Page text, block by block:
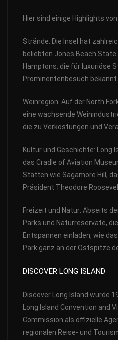
Hier sind einige Highlights
Strände: Die Insel hat
beliebten Jones Beach State
Hamptons, die für luxuriöse
Prominentenbesuch bekannt
Weinregion: Auf der North
eine wachsende
die zu Verkostungen und
Kultur und Geschichte: Long
das Cradle of Aviation
Stätten wie Sagamore Hill,
Präsident Theodore
Freizeit und Natur: Abseits
Parks und Naturreservate,
Entspannen einladen, wie
Park ganz an der Ostspitze
DISCOVER LONG ISLAND
Discover Long Island wurde
Long Island Convention and
Commission als offizielle
regionalen Reise- und